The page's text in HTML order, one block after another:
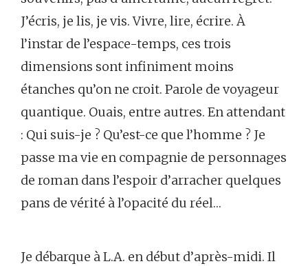
J’écris, je lis, je vis. Vivre, lire, écrire. À
l’instar de l’espace-temps, ces trois
dimensions sont infiniment moins
étanches qu’on ne croit. Parole de voyageur
quantique. Ouais, entre autres. En attendant
: Qui suis-je ? Qu’est-ce que l’homme ? Je
passe ma vie en compagnie de personnages
de roman dans l’espoir d’arracher quelques
pans de vérité à l’opacité du réel…
Je débarque à L.A. en début d’après-midi. Il